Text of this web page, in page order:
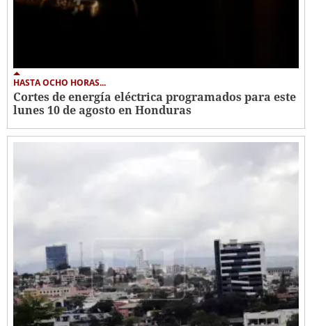
HASTA OCHO HORAS...
Cortes de energía eléctrica programados para este
lunes 10 de agosto en Honduras